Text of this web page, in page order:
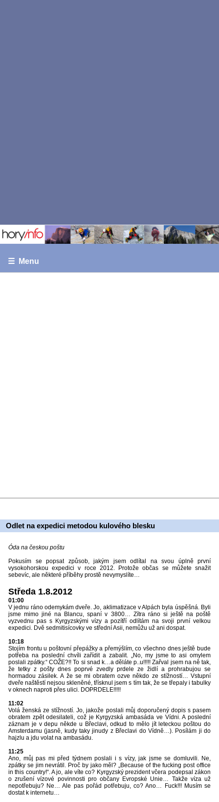
☰ Menu
Odlet na expedici metodou kulového blesku
Óda na českou poštu
Pokusím se popsat způsob, jakým jsem odlítal na svou úplně první
vysokohorskou expedici v roce 2012. Protože občas se můžete snažit
sebevíc, ale některé příběhy prostě nevymyslíte…
Středa 1.8.2012
01:00
V jednu ráno odemykám dveře. Jo, aklimatizace v Alpách byla úspěšná. Byli
jsme mimo jiné na Blancu, spaní v 3800… Zítra ráno si ještě na poště
vyzvednu pas s Kyrgyzskými vízy a pozítří odlítám na svoji první velkou
expedici. Dvě sedmitisícovky ve střední Asii, nemůžu už ani dospat.
10:18
Stojím frontu u poštovní přepážky a přemýšlím, co všechno dnes ještě bude
potřeba na poslední chvíli zařídit a zabalit. „No, my jsme to asi omylem
poslali zpátky.“ COŽE?!! To si snad k…a děláte p..u!!!!! Zařval jsem na ně tak,
že tetky z pošty dnes poprvé zvedly prdele ze židlí a prohrabujou se
hormadou zásilek. A že se mi obratem ozve někdo ze stížností… Vstupní
dveře naštěstí nejsou skleněné, třísknul jsem s tím tak, že se třepaly i tabulky
v oknech naproti přes ulici. DOPRDELE!!!!!
11:02
Volá ženská ze stížností. Jo, jakože poslali můj doporučený dopis s pasem
obratem zpět odesilateli, což je Kyrgyzská ambasáda ve Vídni. A poslední
záznam je v depu někde u Břeclavi, odkud to mělo jít leteckou poštou do
Amsterdamu (jasně, kudy taky jinudy z Břeclavi do Vídně…). Posílám ji do
hajzlu a jdu volat na ambasádu.
11:25
Ano, můj pas mi před týdnem poslali i s vízy, jak jsme se domluvili. Ne,
zpátky se jim nevrátil. Proč by jako měl? „Because of the fucking post office
in this country!“. A jo, ale víte co? Kyrgyzský prezident včera podepsal zákon
o zrušení vízové povinnosti pro občany Evropské Unie… Takže víza už
nepotřebuju? Ne… Ale pas pořád potřebuju, co? Ano… Fuck!!! Musím se
dostat k internetu…